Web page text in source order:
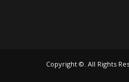
Copyright ©. All Rights